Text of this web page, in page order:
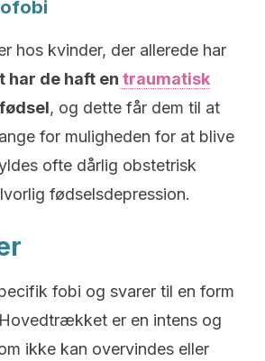
hos kvinder, der allerede har
har de haft en traumatisk
, og dette får dem til at
for muligheden for at blive
ofte dårlig obstetrisk
fødselsdepression.
fobi og svarer til en form
er en intens og
ikke kan overvindes eller